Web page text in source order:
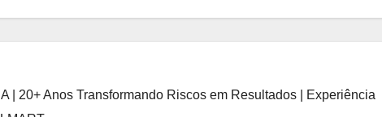
| 20+ Anos Transformando Riscos em Resultados | Experiência